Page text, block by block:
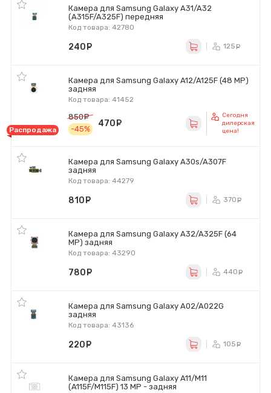
Камера для Samsung Galaxy A31/A32
(A315F/A325F) передняя
Код товара: 42780
240 125
Камера для Samsung Galaxy A12/A125F (48 MP)
задняя
Код товара: 41452
Распродажа
850
-45%
470
Сегодня
дилерская
цена!
Камера для Samsung Galaxy A30s/A307F
задняя
Код товара: 44279
810 370
Камера для Samsung Galaxy A32/A325F (64
MP) задняя
Код товара: 43290
780 440
Камера для Samsung Galaxy A02/A022G
задняя
Код товара: 43136
220 105
Камера для Samsung Galaxy A11/M11
(A115F/M115F) 13 MP - задняя